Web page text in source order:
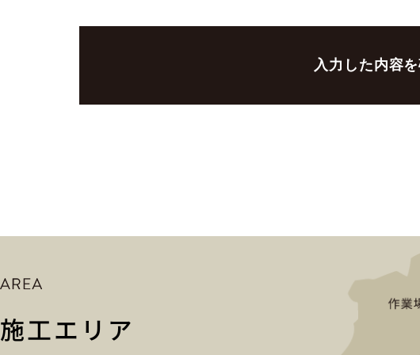
第２条（プライバシー情報の収集方法）
当社は，ユーザーが利用登録をする際に氏名，生年月日，住所，電話番号，メ
の提携先（情報提供元，広告主，広告配信先などを含みます。以下，｢提携先｣
（1）ユーザーに自分の登録情報の閲覧や修正，利用状況の閲覧を行っていただ
ビスや購入された商品，およびそれらの代金などに関する情報を表示する目的
（2）ユーザーにお知らせや連絡をするためにメールアドレスを利用する場合や
（3）ユーザーの本人確認を行うために，氏名，生年月日，住所，電話番号，銀
の到達結果などの情報を利用する目的
施工エリア